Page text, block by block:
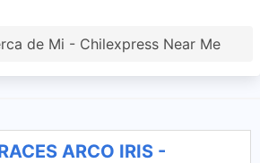
de Mi - Chilexpress Near Me
ARCO IRIS -